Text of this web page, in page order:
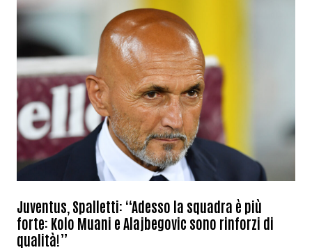
Juventus, Spalletti: “Adesso la squadra è più
forte: Kolo Muani e Alajbegovic sono rinforzi di
qualità!”